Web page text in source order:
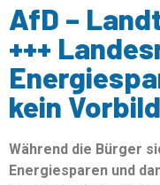
AfD –
+++
kein
Während die Bürger
Energiesparen und